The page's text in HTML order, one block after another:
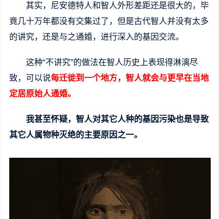
其实，尼安德特人和智人外形差距还是很大的，毕
竟几十万年都没有交集过了，但是古代智人并没有太多
的讲究，还是与之通婚，进行深入的基因交流。
这种“不讲究”的做法在智人历史上表现得淋漓尽
致，可以说每迁徙到一个地方，智人就会与更早在当地
定居原始人通婚。
我甚至怀疑，智人对其它人种的基因污染也是导致
其它人属物种灭绝的主要原因之一。